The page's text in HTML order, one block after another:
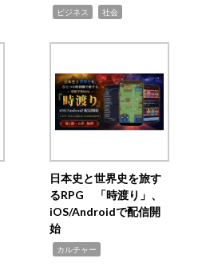
ビジネス 社会
日本史と世界史を旅す
るRPG 「時渡り」、
iOS/Androidで配信開
始
カルチャー